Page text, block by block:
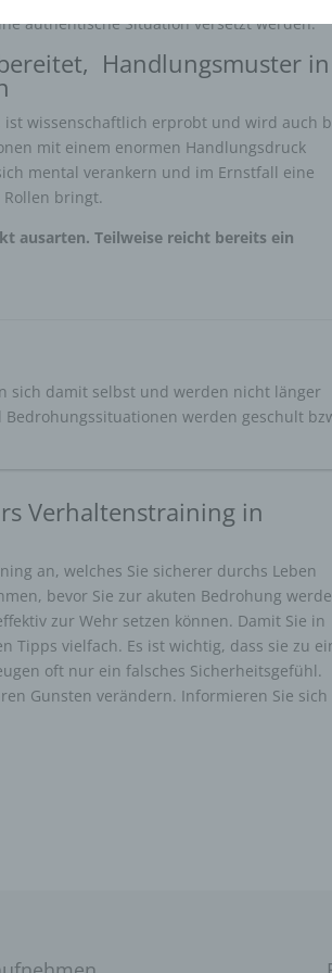
authentische Situation versetzt werden.
Handlungsmuster in
wissenschaftlich erprobt und wird auch
mit einem enormen Handlungsdruck
mental verankern und im Ernstfall eine
bringt.
ausarten. Teilweise reicht bereits ein
sich damit selbst und werden nicht länger
werden geschult
Verhaltenstraining in
an, welches Sie sicherer durchs Leben
bevor Sie zur akuten Bedrohung
zur Wehr setzen können. Damit Sie in
Tipps vielfach. Es ist wichtig, dass sie zu
oft nur ein falsches Sicherheitsgefühl.
Gunsten verändern. Informieren Sie